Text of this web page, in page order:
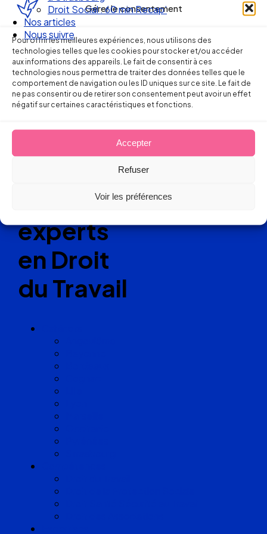
Gérer le consentement
Pour offrir les meilleures expériences, nous utilisons des
technologies telles que les cookies pour stocker et/ou accéder
aux informations des appareils. Le fait de consentir à ces
technologies nous permettra de traiter des données telles que le
comportement de navigation ou les ID uniques sur ce site. Le fait de
ne pas consentir ou de retirer son consentement peut avoir un effet
négatif sur certaines caractéristiques et fonctions.
Accepter
Refuser
Voir les préférences
Nos articles
Nous suivre
Ellipse Avocats
de cabinets
d’avocats
experts
en Droit
du Travail